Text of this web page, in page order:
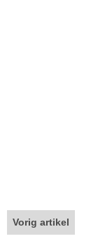
Vorig artikel